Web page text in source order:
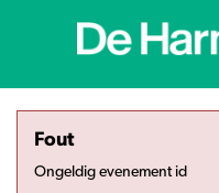
Fout
Ongeldig evenement id